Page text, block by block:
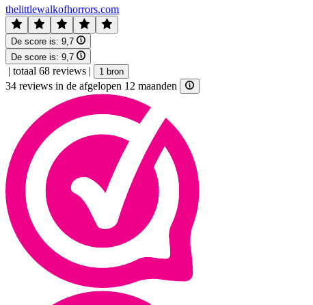
thelittlewalkofhorrors.com
De score is: 9,7
De score is: 9,7
| totaal 68 reviews | 1 bron
34 reviews in de afgelopen 12 maanden